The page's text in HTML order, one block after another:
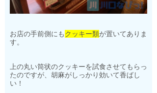
お店の手前側にもクッキー類が置いてありま
す。
上の丸い筒状のクッキーを試食させてもらっ
たのですが、胡麻がしっかり効いて香ばし
い！